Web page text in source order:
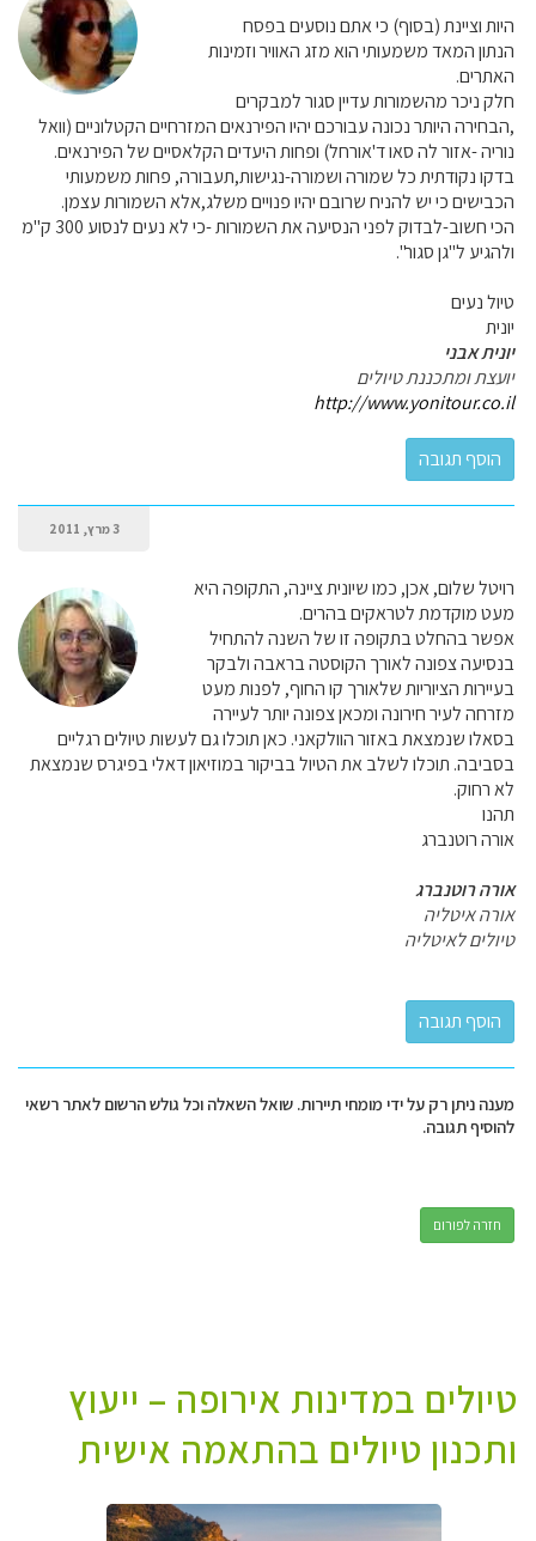
היות וציינת (בסוף) כי אתם נוסעים בפסח
הנתון המאד משמעותי הוא מזג האוויר וזמינות
האתרים.
חלק ניכר מהשמורות עדיין סגור למבקרים
,הבחירה היותר נכונה עבורכם יהיו הפירנאים המזרחיים הקטלוניים (וואל
נוריה -אזור לה סאו ד'אורחל) ופחות היעדים הקלאסיים של הפירנאים.
בדקו נקודתית כל שמורה ושמורה-נגישות,תעבורה, פחות משמעותי
הכבישים כי יש להניח שרובם יהיו פנויים משלג,אלא השמורות עצמן.
הכי חשוב-לבדוק לפני הנסיעה את השמורות -כי לא נעים לנסוע 300 ק"מ
ולהגיע ל"גן סגור".
טיול נעים
יונית
יונית אבני
יועצת ומתכננת טיולים
http://www.yonitour.co.il
3 מרץ, 2011
רויטל שלום, אכן, כמו שיונית ציינה, התקופה היא
מעט מוקדמת לטראקים בהרים.
אפשר בהחלט בתקופה זו של השנה להתחיל
בנסיעה צפונה לאורך הקוסטה בראבה ולבקר
בעיירות הציוריות שלאורך קו החוף, לפנות מעט
מזרחה לעיר חירונה ומכאן צפונה יותר לעיירה
בסאלו שנמצאת באזור הוולקאני. כאן תוכלו גם לעשות טיולים רגליים
בסביבה. תוכלו לשלב את הטיול בביקור במוזיאון דאלי בפיגרס שנמצאת
לא רחוק.
תהנו
אורה רוטנברג
אורה רוטנברג
אורה איטליה
טיולים לאיטליה
מענה ניתן רק על ידי מומחי תיירות. שואל השאלה וכל גולש הרשום לאתר רשאי
להוסיף תגובה.
חזרה לפורום
טיולים במדינות אירופה – ייעוץ
ותכנון טיולים בהתאמה אישית